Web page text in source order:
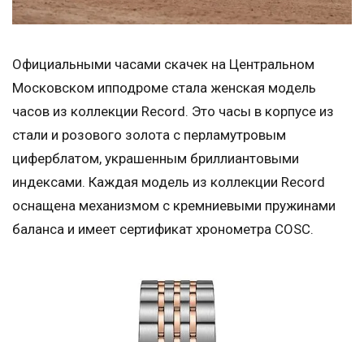
Официальными часами скачек на Центральном
Московском ипподроме стала женская модель
часов из коллекции Record. Это часы в корпусе из
стали и розового золота с перламутровым
циферблатом, украшенным бриллиантовыми
индексами. Каждая модель из коллекции Record
оснащена механизмом с кремниевыми пружинами
баланса и имеет сертификат хронометра COSC.